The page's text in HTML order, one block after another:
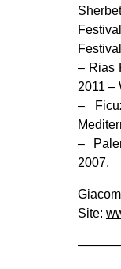
– Rias
2011 –
–
–
2007.
Site: